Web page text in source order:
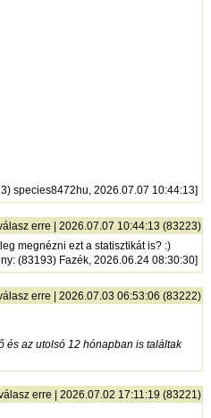
species8472hu, 2026.07.07 10:44:13]
erre | 2026.07.07 10:44:13 (83223)
megnézni ezt a statisztikát is? :)
: (83193) Fazék, 2026.06.24 08:30:30]
erre | 2026.07.03 06:53:06 (83222)
és az utolsó 12 hónapban is találtak
erre | 2026.07.02 17:11:19 (83221)